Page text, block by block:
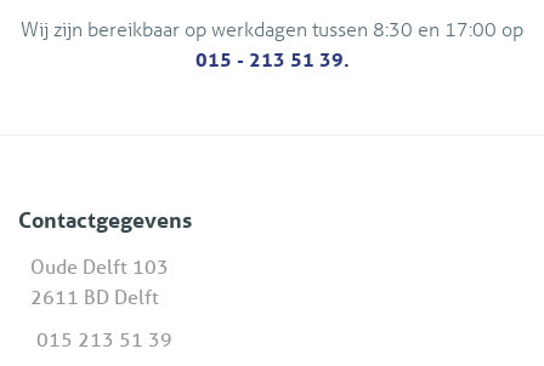
Wij zijn bereikbaar op werkdagen tussen 8:30 en 17:00 op
015 - 213 51 39.
Contactgegevens
Oude Delft 103
2611 BD Delft
015 213 51 39